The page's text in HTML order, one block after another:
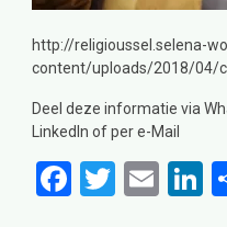
http://religioussel.selena-
content/uploads/2018/04/
Deel deze informatie via
LinkedIn of per e-Mail
F
T
E